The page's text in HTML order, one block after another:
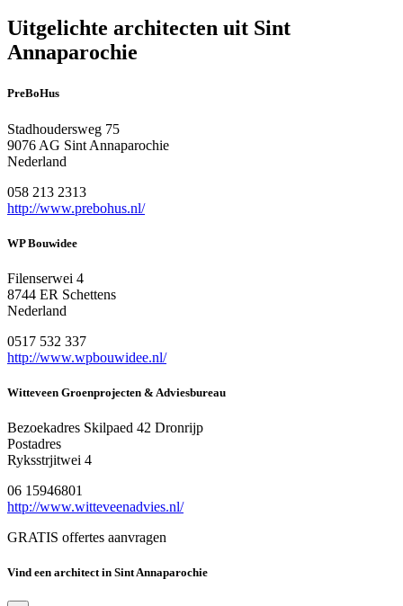
Uitgelichte architecten uit Sint
Annaparochie
PreBoHus
Stadhoudersweg 75
9076 AG Sint Annaparochie
Nederland
058 213 2313
http://www.prebohus.nl/
WP Bouwidee
Filenserwei 4
8744 ER Schettens
Nederland
0517 532 337
http://www.wpbouwidee.nl/
Witteveen Groenprojecten & Adviesbureau
Bezoekadres Skilpaed 42 Dronrijp
Postadres
Ryksstrjitwei 4
06 15946801
http://www.witteveenadvies.nl/
GRATIS offertes aanvragen
Vind een architect in Sint Annaparochie